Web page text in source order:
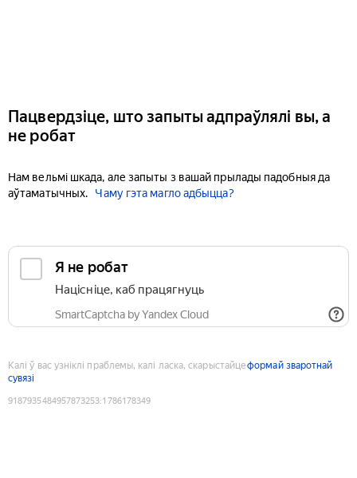
Пацвердзіце, што запыты адпраўлялі вы, а
не робат
Нам вельмі шкада, але запыты з вашай прылады падобныя да
аўтаматычных.
Чаму гэта магло адбыцца?
Я не робат
Націсніце, каб працягнуць
SmartCaptcha by Yandex Cloud
Калі ў вас узніклі праблемы, калі ласка, скарыстайцеформай зваротнай
сувязі
9187935484957873253:1786178349